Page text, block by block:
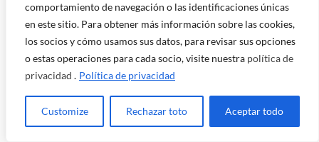
comportamiento de navegación o las identificaciones únicas
en este sitio. Para obtener más información sobre las cookies,
los socios y cómo usamos sus datos, para revisar sus opciones
o estas operaciones para cada socio, visite nuestra política de
privacidad . Política de privacidad
Customize Rechazar toto Aceptar todo
Jordán Rodas: “No puede haber democracia cuando
hay exiliados”
reportepublico